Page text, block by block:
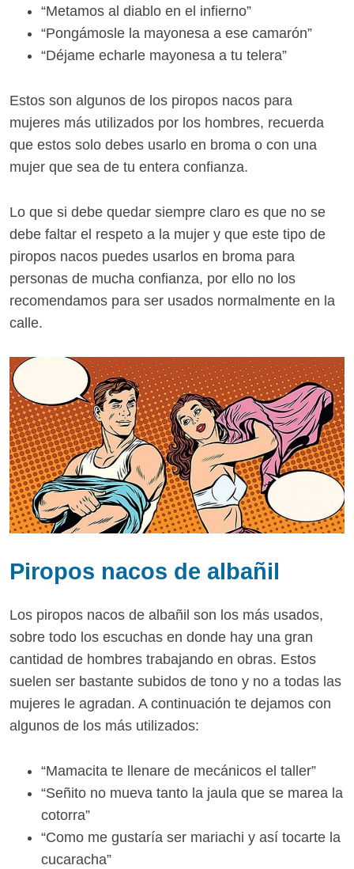
“Metamos al diablo en el infierno”
“Pongámosle la mayonesa a ese camarón”
“Déjame echarle mayonesa a tu telera”
Estos son algunos de los piropos nacos para
mujeres más utilizados por los hombres, recuerda
que estos solo debes usarlo en broma o con una
mujer que sea de tu entera confianza.
Lo que si debe quedar siempre claro es que no se
debe faltar el respeto a la mujer y que este tipo de
piropos nacos puedes usarlos en broma para
personas de mucha confianza, por ello no los
recomendamos para ser usados normalmente en la
calle.
Piropos nacos de albañil
Los piropos nacos de albañil son los más usados,
sobre todo los escuchas en donde hay una gran
cantidad de hombres trabajando en obras. Estos
suelen ser bastante subidos de tono y no a todas las
mujeres le agradan. A continuación te dejamos con
algunos de los más utilizados:
“Mamacita te llenare de mecánicos el taller”
“Señito no mueva tanto la jaula que se marea la
cotorra”
“Como me gustaría ser mariachi y así tocarte la
cucaracha”